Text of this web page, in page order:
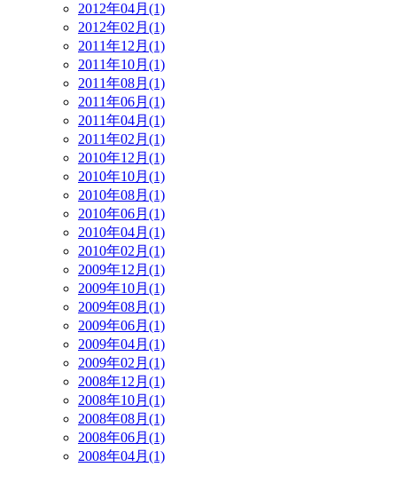
2012年04月(1)
2012年02月(1)
2011年12月(1)
2011年10月(1)
2011年08月(1)
2011年06月(1)
2011年04月(1)
2011年02月(1)
2010年12月(1)
2010年10月(1)
2010年08月(1)
2010年06月(1)
2010年04月(1)
2010年02月(1)
2009年12月(1)
2009年10月(1)
2009年08月(1)
2009年06月(1)
2009年04月(1)
2009年02月(1)
2008年12月(1)
2008年10月(1)
2008年08月(1)
2008年06月(1)
2008年04月(1)